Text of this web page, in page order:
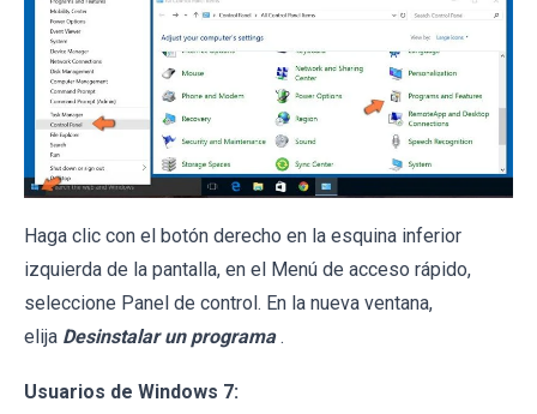
Haga clic con el botón derecho en la esquina inferior
izquierda de la pantalla, en el Menú de acceso rápido,
seleccione Panel de control. En la nueva ventana,
elija Desinstalar un programa .
Usuarios de Windows 7: